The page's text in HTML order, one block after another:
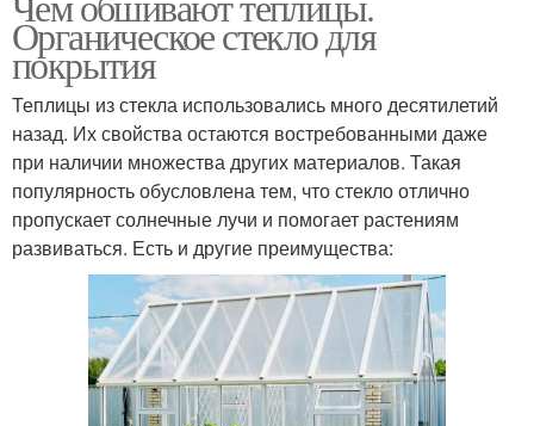
Органическое стекло для
покрытия
Теплицы из стекла использовались много десятилетий
назад. Их свойства остаются востребованными даже
при наличии множества других материалов. Такая
популярность обусловлена тем, что стекло отлично
пропускает солнечные лучи и помогает растениям
развиваться. Есть и другие преимущества: